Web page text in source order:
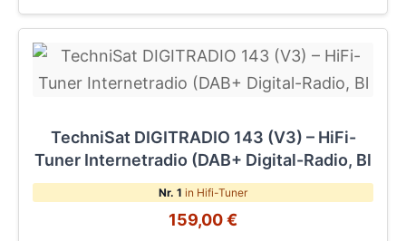
TechniSat DIGITRADIO 143 (V3) – HiFi-
Tuner Internetradio (DAB+ Digital-Radio, Bl
Nr. 1 in Hifi-Tuner
159,00 €